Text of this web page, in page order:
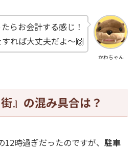
かわちゃん
らお会計する感じ！
れば大丈夫だよ～🙌
』の混み具合は？
時過ぎだったのですが、 駐車